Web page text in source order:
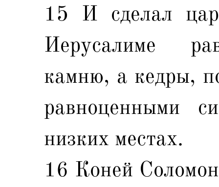
15 И сделал
Иерусалиме
камню, а кедры,
равноценными
низких местах.
16 Коней